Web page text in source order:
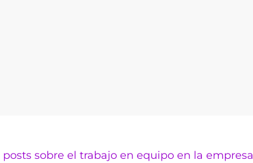
posts sobre el trabajo en equipo en la empresa